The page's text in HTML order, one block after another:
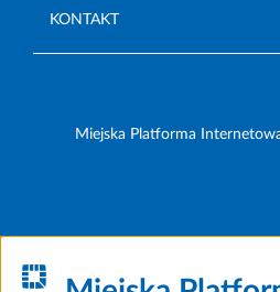
KONTAKT
Miejska Platforma